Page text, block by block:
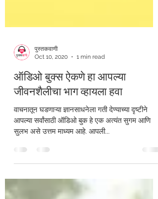
पुस्तकवाणी
Oct 10, 2020
1 min read
ऑडिओ बुक्स ऐकणे हा आपल्या
जीवनशैलीचा भाग व्हायला हवा
वाचनातून घडणाऱ्या ज्ञानसाधनेला गती देण्याच्या दृष्टीने
सुलभ असे उत्तम माध्यम आहे. आपली...